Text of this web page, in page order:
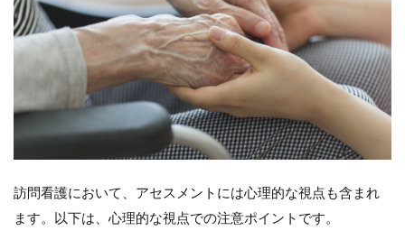
11.5
（５）
チーム
での共
す
12
訪問
のア
メン
訪問看護において、アセスメントには心理的な視点も含まれ
ます。以下は、心理的な視点での注意ポイントです。